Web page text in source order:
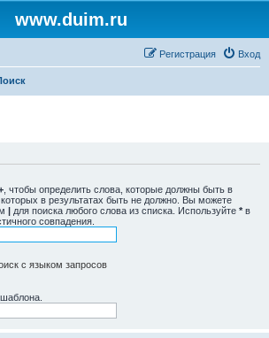
www.duim.ru
Вход
Регистрация
, чтобы определить слова, которые должны быть в
в результатах быть не должно. Вы можете
| для поиска любого слова из списка. Используйте * в
совпадения.
с языком запросов